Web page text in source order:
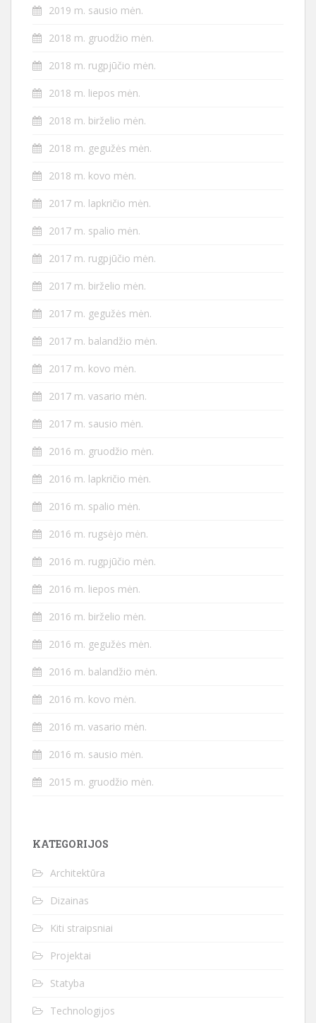
2019 m. sausio mėn.
2018 m. gruodžio mėn.
2018 m. rugpjūčio mėn.
2018 m. liepos mėn.
2018 m. birželio mėn.
2018 m. gegužės mėn.
2018 m. kovo mėn.
2017 m. lapkričio mėn.
2017 m. spalio mėn.
2017 m. rugpjūčio mėn.
2017 m. birželio mėn.
2017 m. gegužės mėn.
2017 m. balandžio mėn.
2017 m. kovo mėn.
2017 m. vasario mėn.
2017 m. sausio mėn.
2016 m. gruodžio mėn.
2016 m. lapkričio mėn.
2016 m. spalio mėn.
2016 m. rugsėjo mėn.
2016 m. rugpjūčio mėn.
2016 m. liepos mėn.
2016 m. birželio mėn.
2016 m. gegužės mėn.
2016 m. balandžio mėn.
2016 m. kovo mėn.
2016 m. vasario mėn.
2016 m. sausio mėn.
2015 m. gruodžio mėn.
KATEGORIJOS
Architektūra
Dizainas
Kiti straipsniai
Projektai
Statyba
Technologijos